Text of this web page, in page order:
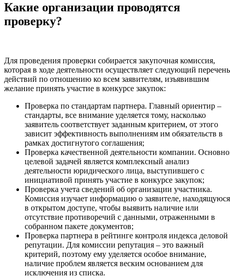
Какие организации проводятся
проверку?
Для проведения проверки собирается закупочная комиссия,
которая в ходе деятельности осуществляет следующий перечень
действий по отношению ко всем заявителям, изъявившим
желание принять участие в конкурсе закупок:
Проверка по стандартам партнера. Главный ориентир –
стандарты, все внимание уделяется тому, насколько
заявитель соответствует заданным критерием, от этого
зависит эффективность выполнениям им обязательств в
рамках достигнутого соглашения;
Проверка качественной деятельности компании.
целевой задачей является комплексный анализ
деятельности юридического лица, выступившего с
инициативой принять участие в конкурсе закупок;
Проверка учета сведений об организации участника.
Комиссия изучает информацию о заявителе, находящуюся
в открытом доступе, чтобы выявить наличие или
отсутствие противоречий с данными, отраженными в
собранном пакете документов;
Проверка партнера в рейтинге контроля индекса деловой
репутации. Для комиссии репутация – это важный
критерий, поэтому ему уделяется особое внимание,
наличие проблем является веским основанием для
исключения из списка.